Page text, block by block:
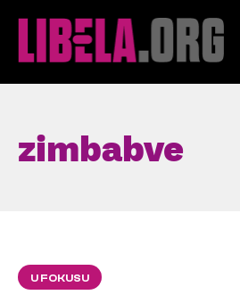
zimbabve
U FOKUSU